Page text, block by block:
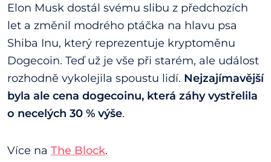
Elon Musk dostál svému slibu z předchozích
let a změnil modrého ptáčka na hlavu psa
Shiba Inu, který reprezentuje kryptoměnu
Dogecoin. Teď už je vše při starém, ale událost
rozhodně vykolejila spoustu lidí. Nejzajímavější
byla ale cena dogecoinu, která záhy vystřelila
o necelých 30 % výše.
Více na The Block.